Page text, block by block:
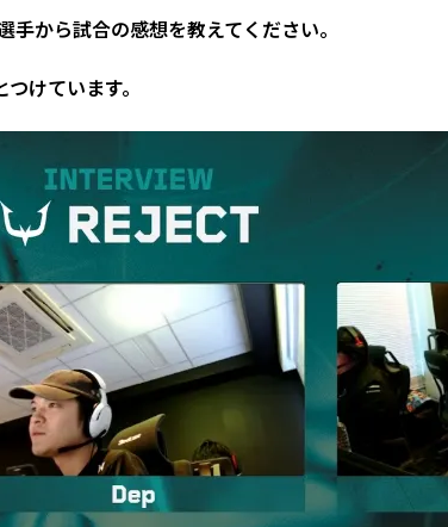
から試合の感想を教えてください。
けています。